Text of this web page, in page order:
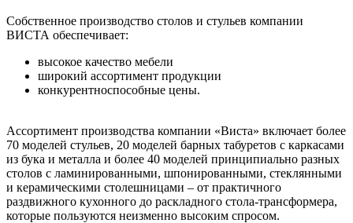
Собственное производство столов и стульев компании
ВИСТА обеспечивает:
высокое качество мебели
широкий ассортимент продукции
конкурентноспособные цены.
Ассортимент производства компании «Виста» включает более
70 моделей стульев, 20 моделей барных табуретов с каркасами
из бука и металла и более 40 моделей принципиально разных
столов с ламинированными, шпонированными, стеклянными
и керамическими столешницами – от практичного
раздвижного кухонного до раскладного стола-трансформера,
которые пользуются неизменно высоким спросом.